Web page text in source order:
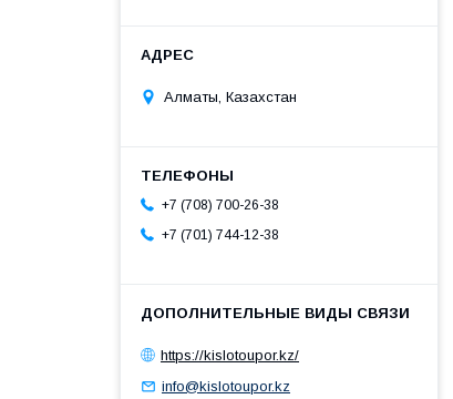
Алматы, Казахстан
+7 (708) 700-26-38
+7 (701) 744-12-38
https://kislotoupor.kz/
info@kislotoupor.kz